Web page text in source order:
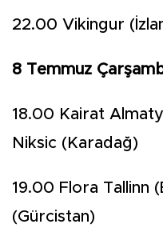
22.00 Vikingur
8 Temmuz
18.00 Kairat
Niksic (Karadağ)
19.00 Flora Tallinn
(Gürcistan)